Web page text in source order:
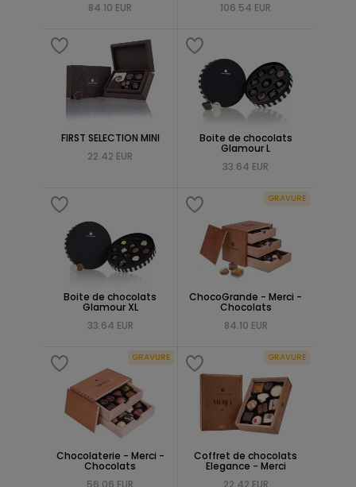
84.10 EUR
106.54 EUR
FIRST SELECTION MINI
22.42 EUR
Boite de chocolats
Glamour L
33.64 EUR
Boite de chocolats
Glamour XL
33.64 EUR
GRAVURE
ChocoGrande - Merci -
Chocolats
84.10 EUR
GRAVURE
Chocolaterie - Merci -
Chocolats
56.06 EUR
GRAVURE
Coffret de chocolats
Elegance - Merci
22.42 EUR